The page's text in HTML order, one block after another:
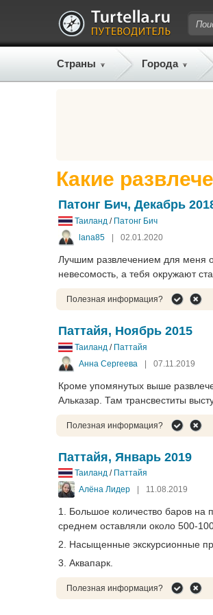
Страны Города
Какие
Патонг Бич, Декабрь
Таиланд / Патонг Бич
lana85
| 02.01.2020
Лучшим развлечением для меня
невесомость, а тебя окружают
Полезная информация?
Паттайя, Ноябрь 2015
Таиланд / Паттайя
Анна Сергеева
| 07.11.2019
Кроме упомянутых выше
Альказар. Там трансвеститы
Полезная информация?
Паттайя, Январь 2019
Таиланд / Паттайя
Алёна Лидер
11.08.2019
1. Большое количество баров на
среднем оставляли около 500-
2. Насыщенные экскурсионные
3. Аквапарк.
Полезная информация?